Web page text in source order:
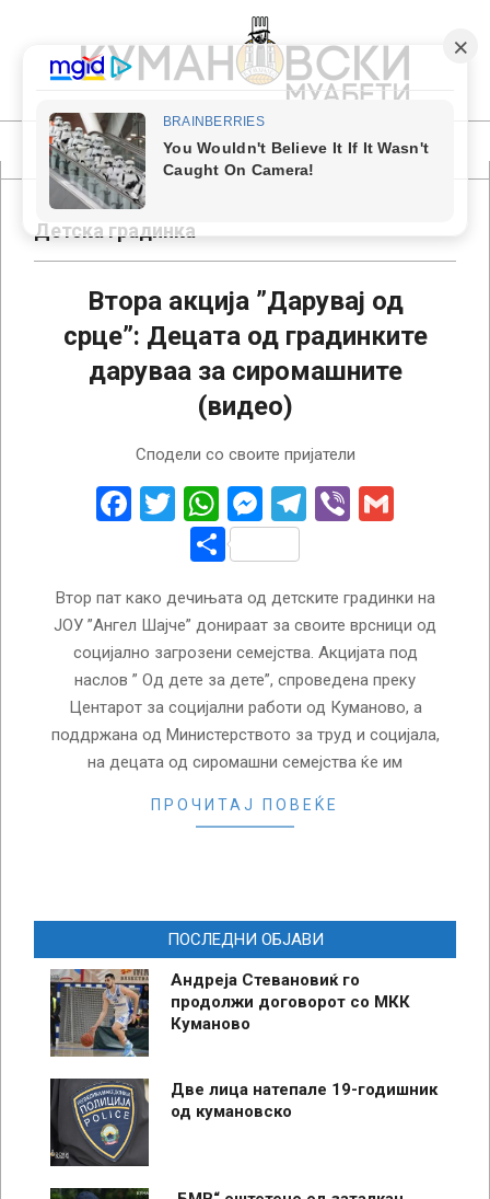
content
КУМАНОВСКИ
МУАБЕТИ
Primary
Navigation
MenuДетска градинка
Втора акција ”Дарувај од
срце”: Децата од градинките
даруваа за сиромашните
(видео)
Сподели со своите пријатели
Facebook
Twitter
WhatsApp
Messenger
Telegram
Viber
Share
Втор пат како дечињата од детските градинки на
ЈОУ ”Ангел Шајче” донираат за своите врсници од
социјално загрозени семејства. Акцијата под
наслов ” Од дете за дете”, спроведена преку
Центарот за социјални работи од Куманово, а
поддржана од Министерството за труд и социјала,
на децата од сиромашни семејства ќе им
ПРОЧИТАЈ ПОВЕЌЕ
ПОСЛЕДНИ ОБЈАВИ
Андреја Стевановиќ го
продолжи договорот со МКК
Куманово
Две лица натепале 19-годишник
од кумановско